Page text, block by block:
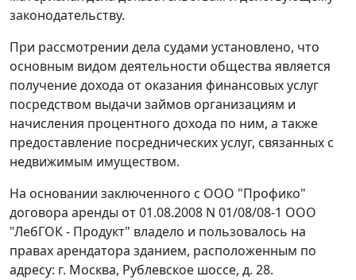
законодательству.
При рассмотрении дела судами установлено, что
основным видом деятельности общества является
получение дохода от оказания финансовых услуг
посредством выдачи займов организациям и
начисления процентного дохода по ним, а также
предоставление посреднических услуг, связанных с
недвижимым имуществом.
На основании заключенного с ООО "Профико"
договора аренды от 01.08.2008 N 01/08/08-1 ООО
"ЛебГОК - Продукт" владело и пользовалось на
правах арендатора зданием, расположенным по
адресу: г. Москва, Рублевское шоссе, д. 28.